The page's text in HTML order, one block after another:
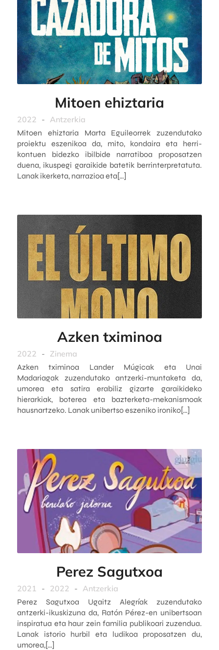
Mitoen ehiztaria
2022 - Antzerkia
Mitoen ehiztaria Marta Eguileorrek zuzendutako
proiektu eszenikoa da, mito, kondaira eta herri-
kontuen bidezko ibilbide narratiboa proposatzen
duena, ikuspegi garaikide batetik berrinterpretatuta.
Lanak ikerketa, narrazioa eta[…]
Azken tximinoa
2022 - Zinema
Azken tximinoa Lander Múgicak eta Unai
Madariagak zuzendutako antzerki-muntaketa da,
umorea eta satira erabiliz gizarte garaikideko
hierarkiak, boterea eta bazterketa-mekanismoak
hausnartzeko. Lanak unibertso eszeniko ironiko[…]
Perez Sagutxoa
2021 - 2022 - Antzerkia
Perez Sagutxoa Ugaitz Alegríak zuzendutako
antzerki-ikuskizuna da, Ratón Pérez-en unibertsoan
inspiratua eta haur zein familia publikoari zuzendua.
Lanak istorio hurbil eta ludikoa proposatzen du,
umorea,[…]